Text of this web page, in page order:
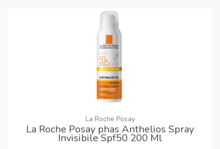
La Roche Posay
La Roche Posay phas Anthelios Spray
Invisibile Spf50 200 Ml